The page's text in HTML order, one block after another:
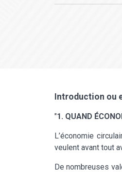
Introduction ou
"1. QUAND
L’économie
veulent avant tout
De nombreuses